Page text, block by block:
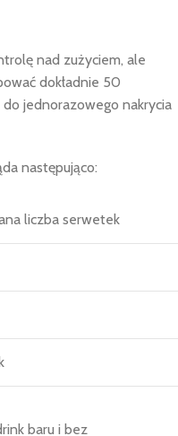
nad zużyciem, ale
dokładnie 50
jednorazowego nakrycia
następująco:
liczba serwetek
baru i bez